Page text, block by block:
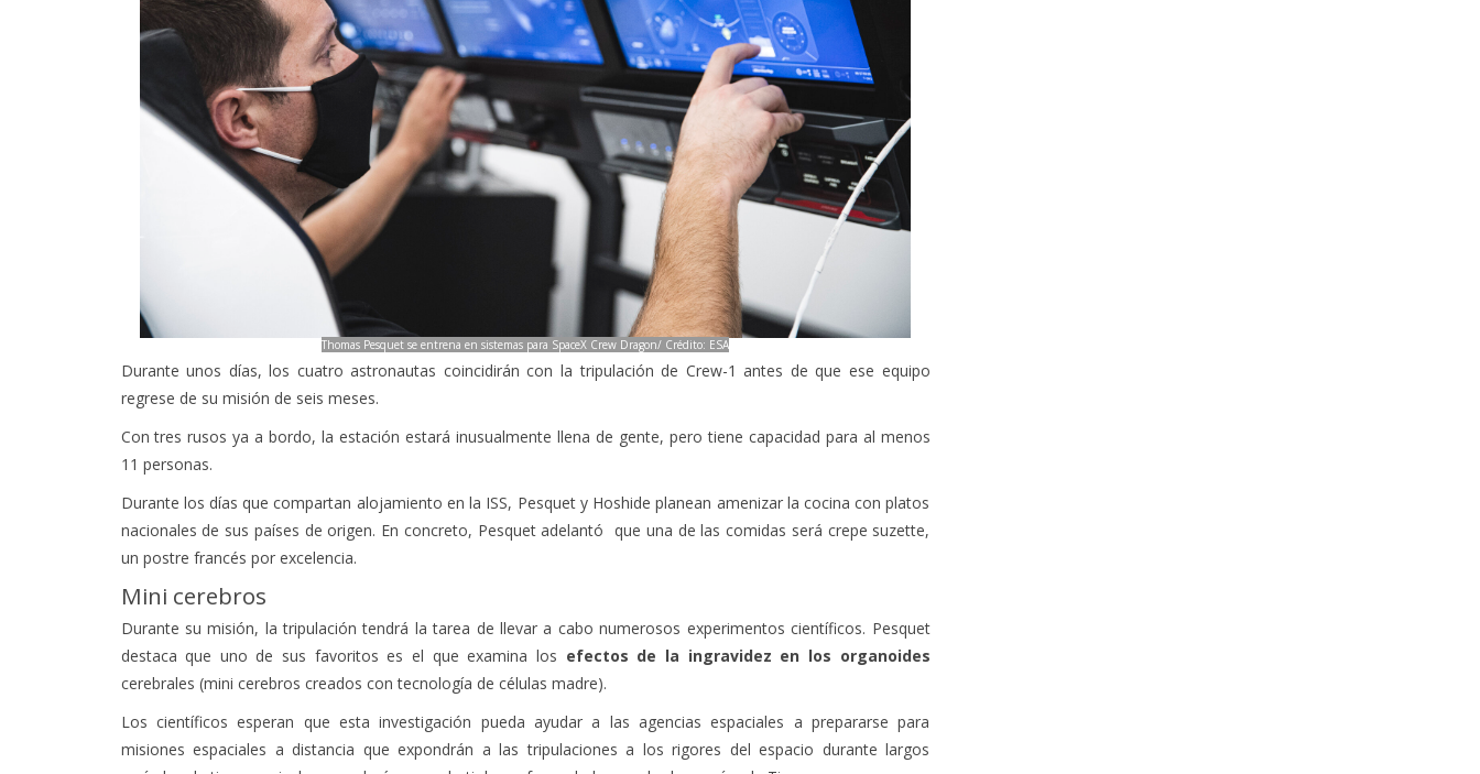
Thomas Pesquet se entrena en sistemas para SpaceX Crew Dragon/ Crédito: ESA
Durante unos días, los cuatro astronautas coincidirán con la tripulación de Crew-1 antes de que ese equipo
regrese de su misión de seis meses.
Con tres rusos ya a bordo, la estación estará inusualmente llena de gente, pero tiene capacidad para al menos
11 personas.
Durante los días que compartan alojamiento en la ISS, Pesquet y Hoshide planean amenizar la cocina con platos
nacionales de sus países de origen. En concreto, Pesquet adelantó que una de las comidas será crepe suzette,
un postre francés por excelencia.
Mini cerebros
Durante su misión, la tripulación tendrá la tarea de llevar a cabo numerosos experimentos científicos. Pesquet
destaca que uno de sus favoritos es el que examina los efectos de la ingravidez en los organoides
cerebrales (mini cerebros creados con tecnología de células madre).
Los científicos esperan que esta investigación pueda ayudar a las agencias espaciales a prepararse para
misiones espaciales a distancia que expondrán a las tripulaciones a los rigores del espacio durante largos